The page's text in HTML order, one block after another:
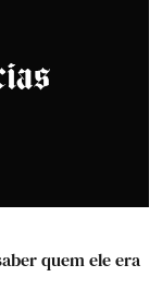
quem ele era